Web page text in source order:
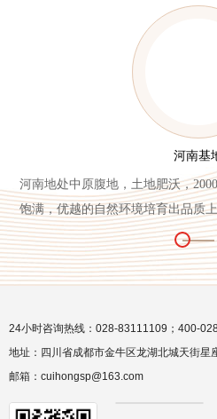
河南基
河南地处中原腹地，土地肥沃，
饱满，优越的自然环境培育出品质
生长、成熟拔苗、就地晾晒、一次
选，最大程度上从源头保障品质。
24小时咨询热线：028-83111109；400-
地址：四川省成都市金牛区龙湖北城天街星
邮箱：cuihongsp@163.com